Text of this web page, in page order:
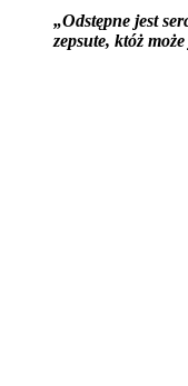
„Odstępne jest
zepsute, któż